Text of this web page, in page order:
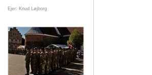
Ejer: Knud Løjborg